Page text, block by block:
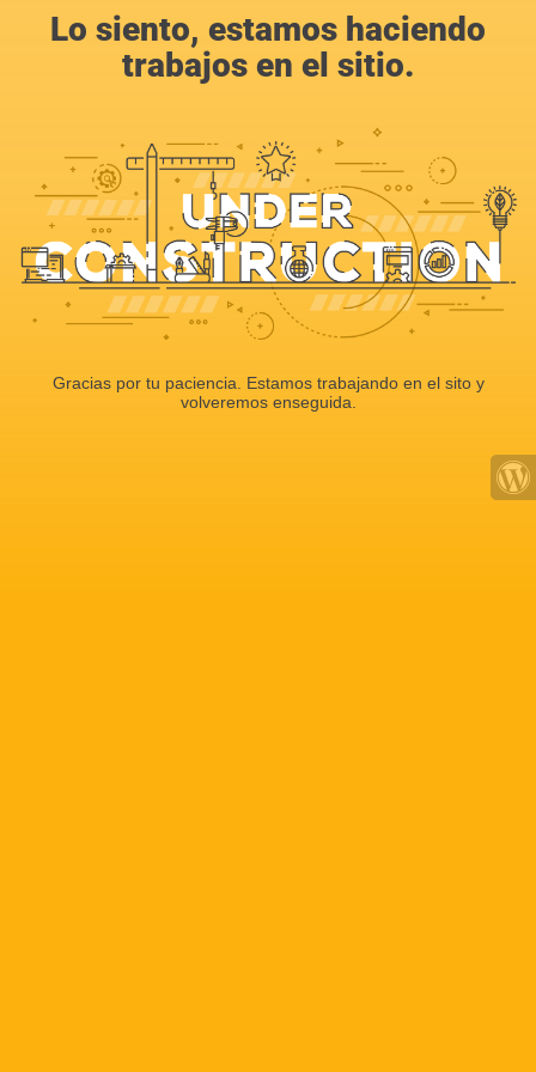
Lo siento, estamos haciendo
trabajos en el sitio.
Gracias por tu paciencia. Estamos trabajando en el sito y
volveremos enseguida.